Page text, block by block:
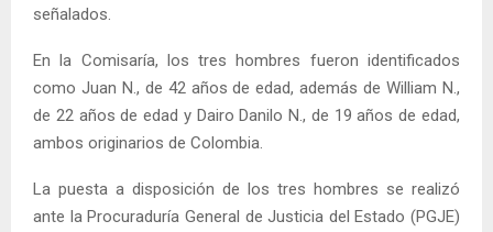
señalados.
En la Comisaría, los tres hombres fueron identificados
como Juan N., de 42 años de edad, además de William N.,
de 22 años de edad y Dairo Danilo N., de 19 años de edad,
ambos originarios de Colombia.
La puesta a disposición de los tres hombres se realizó
ante la Procuraduría General de Justicia del Estado (PGJE)